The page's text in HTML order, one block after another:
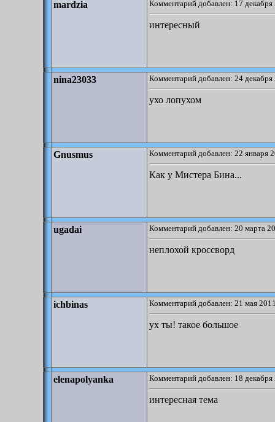
mardzia Комментарий добавлен: 17
интересный
nina23033 Комментарий добавлен: 24
ухо лопухом
Gnusmus Комментарий добавлен: 22 января
Как у Мистера Бина...
ugadai Комментарий добавлен: 20 марта
неплохой кроссворд
ichbinas Комментарий добавлен: 21 мая
ух ты! такое большое
elenapolyanka Комментарий добавлен: 18
интересная тема